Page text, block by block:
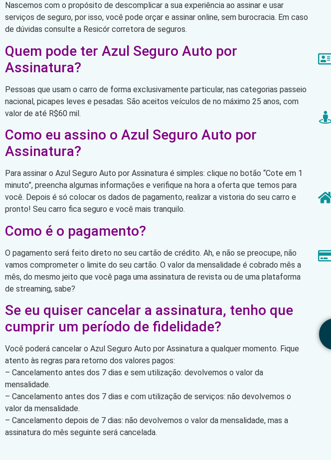
Nascemos com o propósito de descomplicar a sua experiência ao assinar e usar
serviços de seguro, por isso, você pode orçar e assinar online, sem burocracia. Em caso
de dúvidas consulte a Resicór corretora de seguros.
Quem pode ter Azul Seguro Auto por
Assinatura?
Pessoas que usam o carro de forma exclusivamente particular, nas categorias passeio
nacional, picapes leves e pesadas. São aceitos veículos de no máximo 25 anos, com
valor de até R$60 mil.
Como eu assino o Azul Seguro Auto por
Assinatura?
Para assinar o Azul Seguro Auto por Assinatura é simples: clique no botão “Cote em 1
minuto”, preencha algumas informações e verifique na hora a oferta que temos para
você. Depois é só colocar os dados de pagamento, realizar a vistoria do seu carro e
pronto! Seu carro fica seguro e você mais tranquilo.
Como é o pagamento?
O pagamento será feito direto no seu cartão de crédito. Ah, e não se preocupe, não
vamos comprometer o limite do seu cartão. O valor da mensalidade é cobrado mês a
mês, do mesmo jeito que você paga uma assinatura de revista ou de uma plataforma
de streaming, sabe?
Se eu quiser cancelar a assinatura, tenho que
cumprir um período de fidelidade?
Você poderá cancelar o Azul Seguro Auto por Assinatura a qualquer momento. Fique
atento às regras para retorno dos valores pagos:
– Cancelamento antes dos 7 dias e sem utilização: devolvemos o valor da
mensalidade.
– Cancelamento antes dos 7 dias e com utilização de serviços: não devolvemos o
valor da mensalidade.
– Cancelamento depois de 7 dias: não devolvemos o valor da mensalidade, mas a
assinatura do mês seguinte será cancelada.